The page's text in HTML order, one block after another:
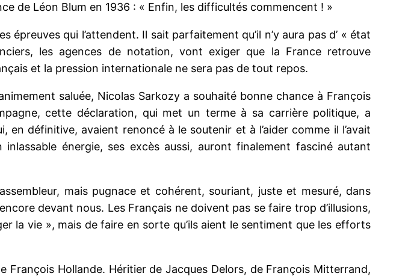
de Léon Blum en 1936 : « Enfin, les difficultés commencent ! »
qui l’attendent. Il sait parfaitement qu’il n’y aura pas d’ « état
les agences de notation, vont exiger que la France retrouve
et la pression internationale ne sera pas de tout repos.
saluée, Nicolas Sarkozy a souhaité bonne chance à François
cette déclaration, qui met un terme à sa carrière politique, a
définitive, avaient renoncé à le soutenir et à l’aider comme il l’avait
énergie, ses excès aussi, auront finalement fasciné autant
mais pugnace et cohérent, souriant, juste et mesuré, dans
devant nous. Les Français ne doivent pas se faire trop d’illusions,
la vie », mais de faire en sorte qu’ils aient le sentiment que les efforts
Hollande. Héritier de Jacques Delors, de François Mitterrand,